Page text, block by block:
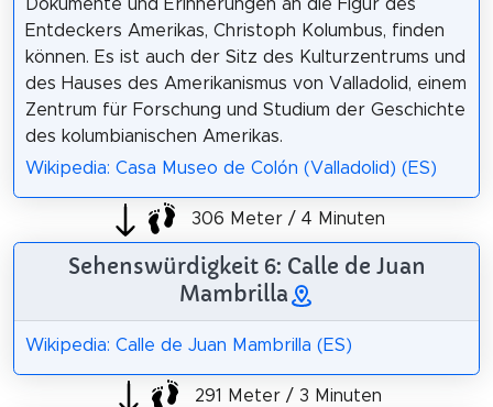
Dokumente und Erinnerungen an die Figur des
Entdeckers Amerikas, Christoph Kolumbus, finden
können. Es ist auch der Sitz des Kulturzentrums und
des Hauses des Amerikanismus von Valladolid, einem
Zentrum für Forschung und Studium der Geschichte
des kolumbianischen Amerikas.
Wikipedia: Casa Museo de Colón (Valladolid) (ES)
306 Meter / 4 Minuten
Sehenswürdigkeit 6: Calle de Juan
Mambrilla
Wikipedia: Calle de Juan Mambrilla (ES)
291 Meter / 3 Minuten